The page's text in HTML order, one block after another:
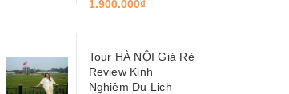
1.900.000₫
Tour HÀ NỘI Giá Rẻ
Review Kinh
Nghiệm Du Lịch